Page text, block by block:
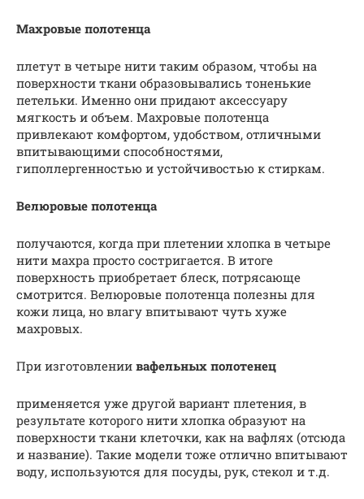
Махровые полотенца
плетут в четыре нити таким образом, чтобы на
поверхности ткани образовывались тоненькие
петельки. Именно они придают аксессуару
мягкость и объем. Махровые полотенца
привлекают комфортом, удобством, отличными
впитывающими способностями,
гиполлергенностью и устойчивостью к стиркам.
Велюровые полотенца
получаются, когда при плетении хлопка в четыре
нити махра просто состригается. В итоге
поверхность приобретает блеск, потрясающе
смотрится. Велюровые полотенца полезны для
кожи лица, но влагу впитывают чуть хуже
махровых.
При изготовлении вафельных полотенец
применяется уже другой вариант плетения, в
результате которого нити хлопка образуют на
поверхности ткани клеточки, как на вафлях (отсюда
и название). Такие модели тоже отлично впитывают
воду, используются для посуды, рук, стекол и т.д.